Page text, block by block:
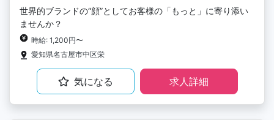
世界的ブランドの“顔”としてお客様の「もっと」に寄り添い
ませんか？
時給: 1,200円〜
愛知県名古屋市中区栄
気になる 求人詳細